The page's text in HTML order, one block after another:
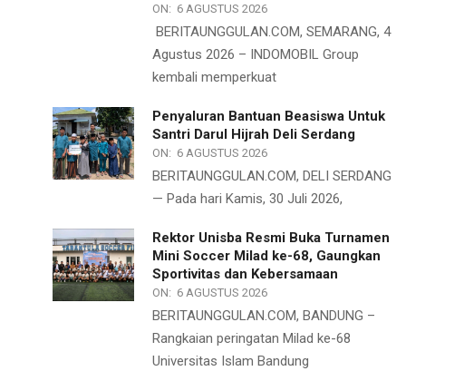
ON: 6 AGUSTUS 2026
BERITAUNGGULAN.COM, SEMARANG, 4
Agustus 2026 – INDOMOBIL Group
kembali memperkuat
Penyaluran Bantuan Beasiswa Untuk
Santri Darul Hijrah Deli Serdang
ON: 6 AGUSTUS 2026
BERITAUNGGULAN.COM, DELI SERDANG
— Pada hari Kamis, 30 Juli 2026,
Rektor Unisba Resmi Buka Turnamen
Mini Soccer Milad ke-68, Gaungkan
Sportivitas dan Kebersamaan
ON: 6 AGUSTUS 2026
BERITAUNGGULAN.COM, BANDUNG –
Rangkaian peringatan Milad ke-68
Universitas Islam Bandung